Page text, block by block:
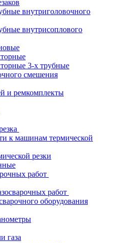
внутриголовочного
внутрисоплового
3-х трубные
смешения
и ремкомплекты
к машинам термической
резки
работ
работ
оборудования
газа